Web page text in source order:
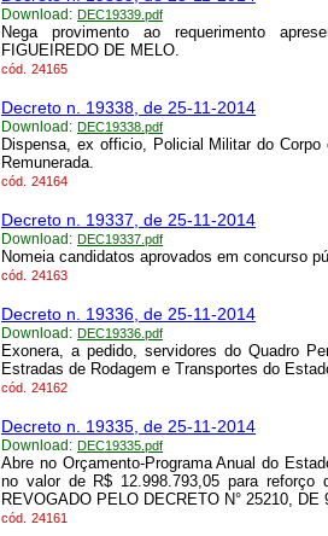
Download: DEC19339.pdf
Nega provimento ao requerimento
FIGUEIREDO DE MELO.
cód. 24165
Decreto n. 19338, de 25-11-2014
Download: DEC19338.pdf
Dispensa, ex officio, Policial Militar do
Remunerada.
cód. 24164
Decreto n. 19337, de 25-11-2014
Download: DEC19337.pdf
Nomeia candidatos aprovados em concurso
cód. 24163
Decreto n. 19336, de 25-11-2014
Download: DEC19336.pdf
Exonera, a pedido, servidores do Quadro
Estradas de Rodagem e Transportes do
cód. 24162
Decreto n. 19335, de 25-11-2014
Download: DEC19335.pdf
Abre no Orçamento-Programa Anual do
no valor de R$ 12.998.793,05 para reforço
REVOGADO PELO DECRETO N° 25210, DE
cód. 24161